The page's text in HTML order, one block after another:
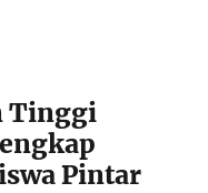
Tinggi
Pintar